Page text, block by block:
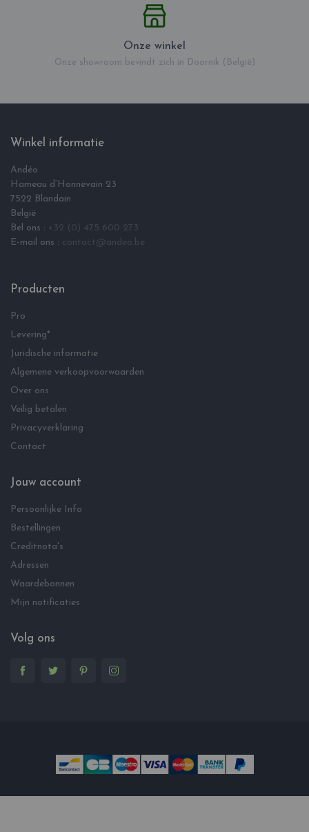
Onze winkel
Onze showroom bevindt zich in Doornik (België)
Winkel informatie
Andéo
Hameau d‘Honnevain 23
7522 Blandain
België
Bel ons : +32 (0) 475 600 273
E-mail ons : contact@andeo.be
Producten
Pro
Levering*
Juridische informatie
Algemene verkoopvoorwaarden
Over ons
Veilig betalen
Privacyverklaring
Contact
Jouw account
Persoonlijke Info
Bestellingen
Creditnota's
Adressen
Waardebonnen
Mijn notificaties
Volg ons